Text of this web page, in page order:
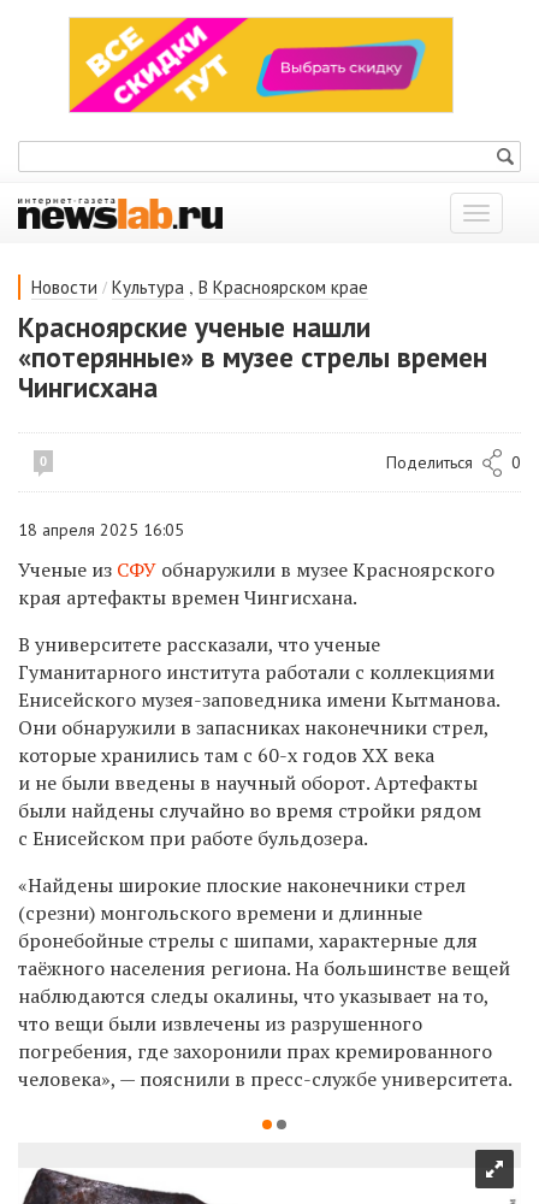
Показать
меню
Новости / Культура , В Красноярском крае
Красноярские ученые нашли
«потерянные» в музее стрелы времен
Чингисхана
0 Поделиться 0
18 апреля 2025 16:05
Ученые из СФУ обнаружили в музее Красноярского
края артефакты времен Чингисхана.
В университете рассказали, что ученые
Гуманитарного института работали с коллекциями
Енисейского музея-заповедника имени Кытманова.
Они обнаружили в запасниках наконечники стрел,
которые хранились там с 60-х годов XX века
и не были введены в научный оборот. Артефакты
были найдены случайно во время стройки рядом
с Енисейском при работе бульдозера.
«Найдены широкие плоские наконечники стрел
(срезни) монгольского времени и длинные
бронебойные стрелы с шипами, характерные для
таёжного населения региона. На большинстве вещей
наблюдаются следы окалины, что указывает на то,
что вещи были извлечены из разрушенного
погребения, где захоронили прах кремированного
человека», — пояснили в пресс-службе университета.